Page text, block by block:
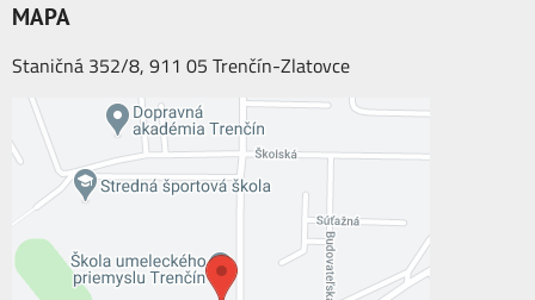
MAPA
Staničná 352/8, 911 05 Trenčín-Zlatovce
Externý obsah je blokovaný Voľbami
Prajete si načítať externý obsah?